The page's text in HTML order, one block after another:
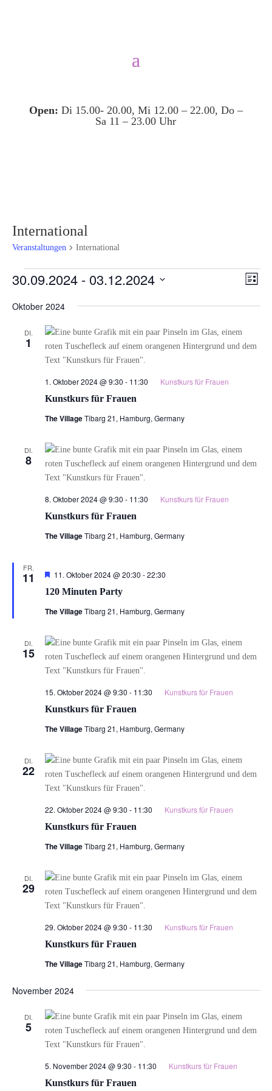
Open: Di 15.00- 20.00, Mi 12.00 – 22.00, Do –
Sa 11 – 23.00 Uhr
International
Veranstaltungen International
Veranstaltungen Liste
30.09.2024 - 03.12.2024
wählen.
Oktober 2024
DI.
1
Kunstkurs für Frauen
1. Oktober 2024 @ 9:30 - 11:30 Kunstkurs für Frauen
The VillageTibarg 21, Hamburg, Germany
DI.
8
Kunstkurs für Frauen
8. Oktober 2024 @ 9:30 - 11:30 Kunstkurs für Frauen
The VillageTibarg 21, Hamburg, Germany
FR.
11
120 Minuten Party
Hervorgehoben
11. Oktober 2024 @ 20:30 -22:30
The VillageTibarg 21, Hamburg, Germany
DI.
15
Kunstkurs für Frauen
15. Oktober 2024 @ 9:30 - 11:30 Kunstkurs für Frauen
The VillageTibarg 21, Hamburg, Germany
DI.
22
Kunstkurs für Frauen
22. Oktober 2024 @ 9:30 - 11:30 Kunstkurs für Frauen
The VillageTibarg 21, Hamburg, Germany
DI.
29
Kunstkurs für Frauen
29. Oktober 2024 @ 9:30 - 11:30 Kunstkurs für Frauen
The VillageTibarg 21, Hamburg, Germany
November 2024
DI.
5
Kunstkurs für Frauen
5. November 2024 @ 9:30 - 11:30 Kunstkurs für Frauen